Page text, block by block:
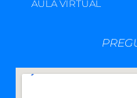
AULA VIRTUAL